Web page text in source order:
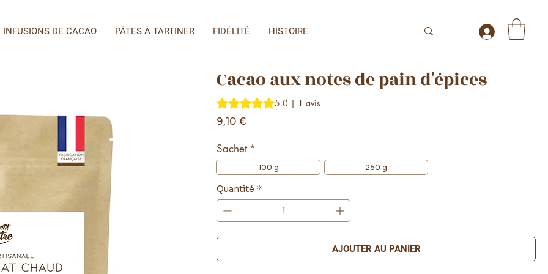
INFUSIONS DE CACAO PÂTES À TARTINER FIDÉLITÉ HISTOIRE
Cacao aux notes de pain d'épices
La note est de 5.0 sur cinq étoiles selon 1 avis
5.0 | 1 avis
9,10 €
Sachet *
100 g 250 g
Quantité *
AJOUTER AU PANIER